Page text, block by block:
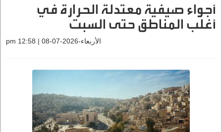
أجواء صيفية معتدلة الحرارة في
أغلب المناطق حتى السبت
الأربعاء-2026-07-08 | 12:58 pm